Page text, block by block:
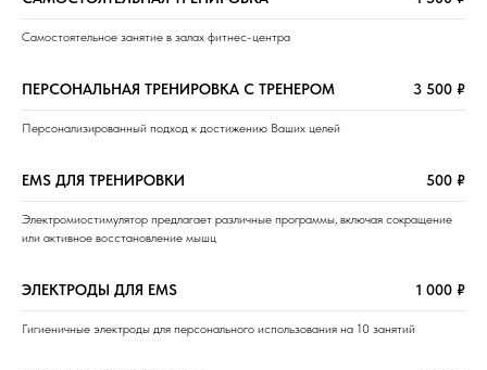
Самостоятельное занятие в залах фитнес-центра
ПЕРСОНАЛЬНАЯ ТРЕНИРОВКА С ТРЕНЕРОМ 3 500 ₽
Персонализированный подход к достижению Ваших целей
EMS ДЛЯ ТРЕНИРОВКИ 500 ₽
Электромиостимулятор предлагает различные программы, включая сокращение
или активное восстановление мышц
ЭЛЕКТРОДЫ ДЛЯ EMS 1 000 ₽
Гигиеничные электроды для персонального использования на 10 занятий